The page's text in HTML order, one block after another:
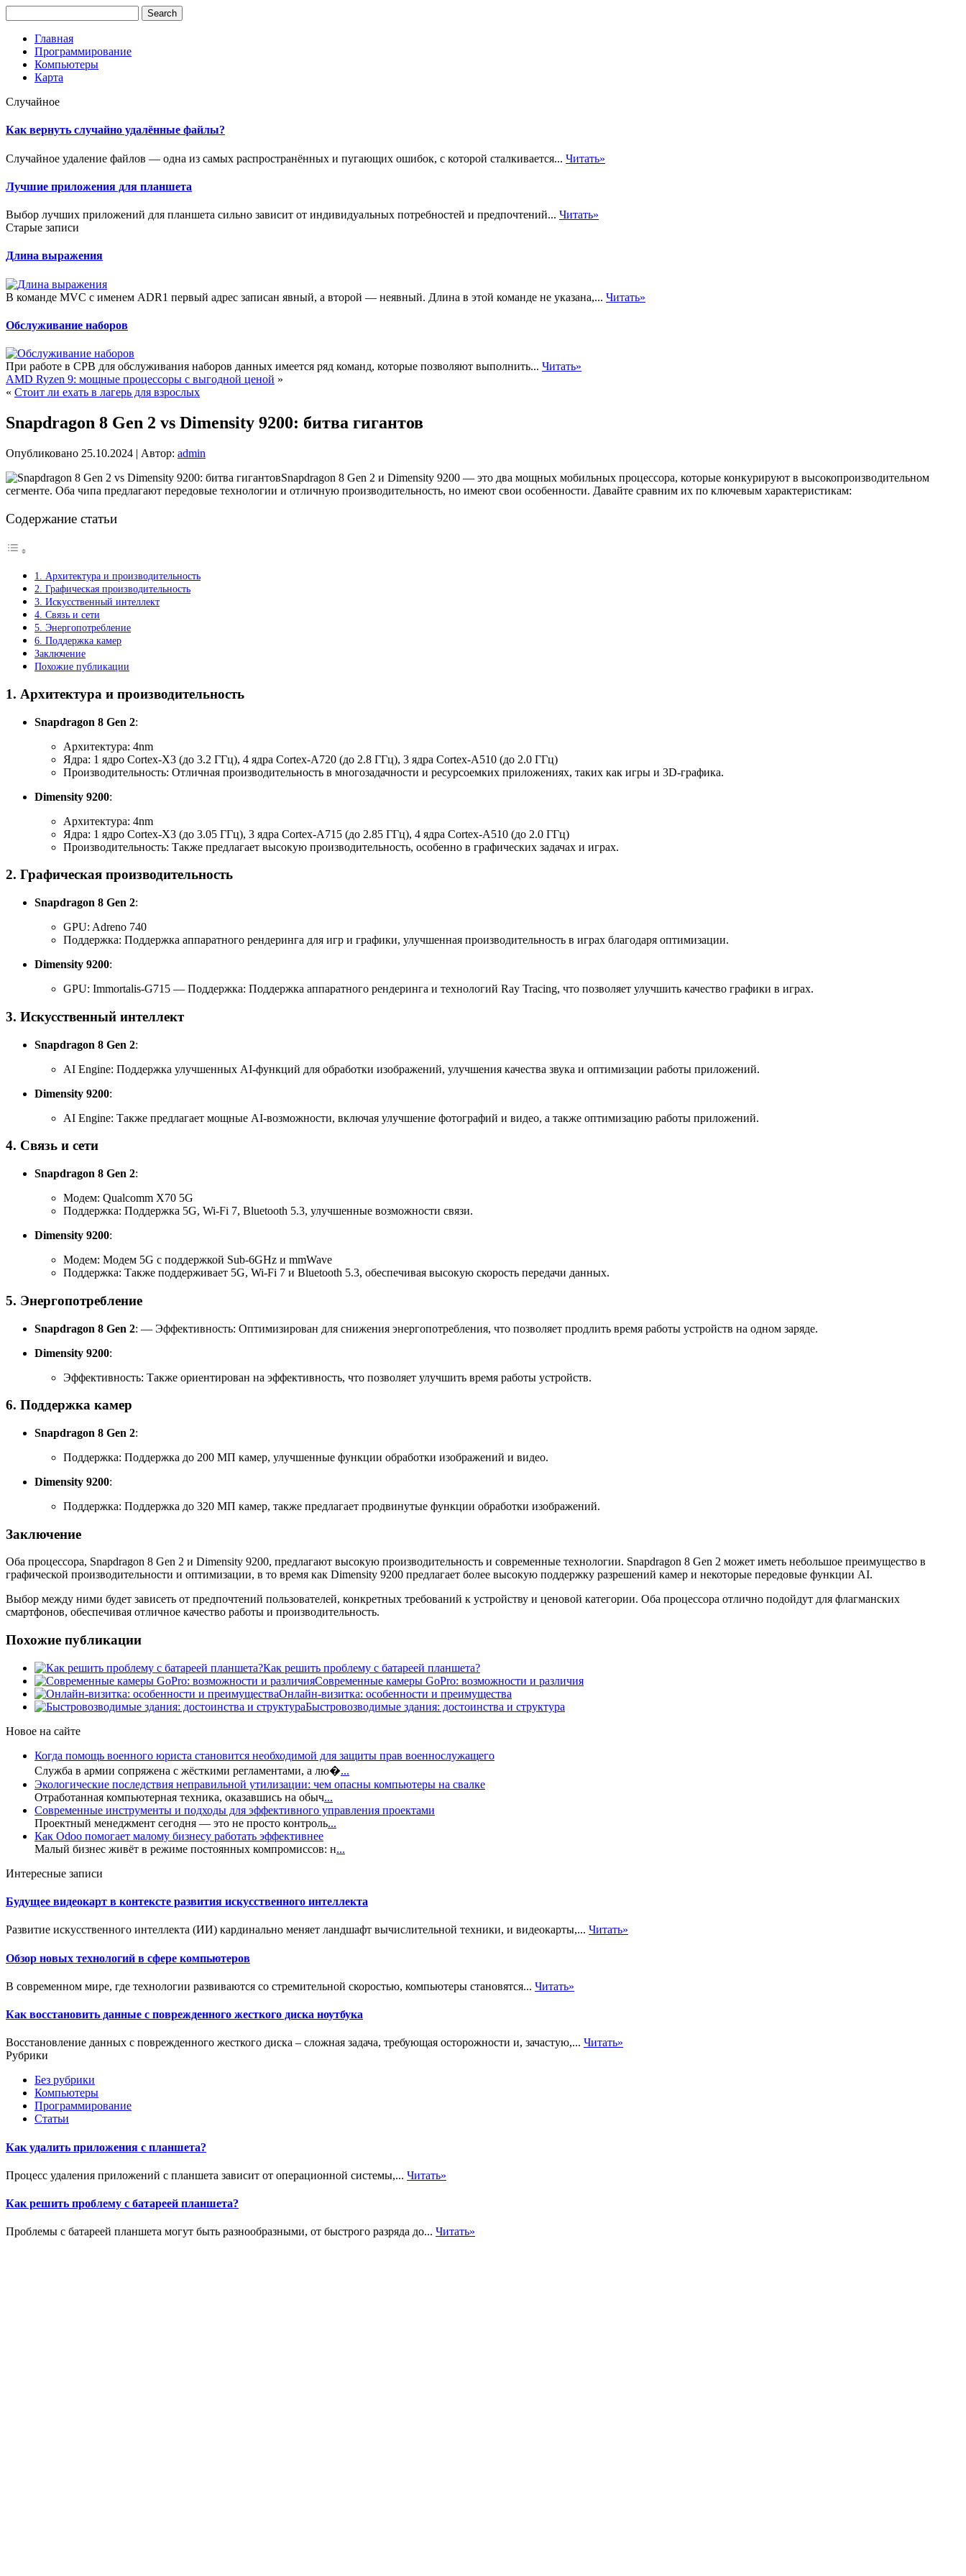
Главная
Программирование
Компьютеры
Карта
Случайное
Как вернуть случайно удалённые файлы?
Случайное удаление файлов — одна из самых распространённых и пугающих ошибок, с которой сталкивается... Читать»
Лучшие приложения для планшета
Выбор лучших приложений для планшета сильно зависит от индивидуальных потребностей и предпочтений... Читать»
Старые записи
Длина выражения
В команде MVC с именем ADR1 первый адрес записан явный, а второй — неявный. Длина в этой команде не указана,... Читать»
Обслуживание наборов
При работе в СРВ для обслуживания наборов данных имеется ряд команд, которые позволяют выполнить... Читать»
AMD Ryzen 9: мощные процессоры с выгодной ценой »
« Стоит ли ехать в лагерь для взрослых
Snapdragon 8 Gen 2 vs Dimensity 9200: битва гигантов
Опубликовано 25.10.2024 | Автор: admin
Snapdragon 8 Gen 2 и Dimensity 9200 — это два мощных мобильных процессора, которые конкурируют в высокопроизводительном
сегменте. Оба чипа предлагают передовые технологии и отличную производительность, но имеют свои особенности. Давайте сравним их по ключевым характеристикам:
Содержание статьи
1. Архитектура и производительность
2. Графическая производительность
3. Искусственный интеллект
4. Связь и сети
5. Энергопотребление
6. Поддержка камер
Заключение
Похожие публикации
1. Архитектура и производительность
Snapdragon 8 Gen 2:
Архитектура: 4nm
Ядра: 1 ядро Cortex-X3 (до 3.2 ГГц), 4 ядра Cortex-A720 (до 2.8 ГГц), 3 ядра Cortex-A510 (до 2.0 ГГц)
Производительность: Отличная производительность в многозадачности и ресурсоемких приложениях, таких как игры и 3D-графика.
Dimensity 9200:
Архитектура: 4nm
Ядра: 1 ядро Cortex-X3 (до 3.05 ГГц), 3 ядра Cortex-A715 (до 2.85 ГГц), 4 ядра Cortex-A510 (до 2.0 ГГц)
Производительность: Также предлагает высокую производительность, особенно в графических задачах и играх.
2. Графическая производительность
Snapdragon 8 Gen 2:
GPU: Adreno 740
Поддержка: Поддержка аппаратного рендеринга для игр и графики, улучшенная производительность в играх благодаря оптимизации.
Dimensity 9200:
GPU: Immortalis-G715 — Поддержка: Поддержка аппаратного рендеринга и технологий Ray Tracing, что позволяет улучшить качество графики в играх.
3. Искусственный интеллект
Snapdragon 8 Gen 2:
AI Engine: Поддержка улучшенных AI-функций для обработки изображений, улучшения качества звука и оптимизации работы приложений.
Dimensity 9200:
AI Engine: Также предлагает мощные AI-возможности, включая улучшение фотографий и видео, а также оптимизацию работы приложений.
4. Связь и сети
Snapdragon 8 Gen 2:
Модем: Qualcomm X70 5G
Поддержка: Поддержка 5G, Wi-Fi 7, Bluetooth 5.3, улучшенные возможности связи.
Dimensity 9200:
Модем: Модем 5G с поддержкой Sub-6GHz и mmWave
Поддержка: Также поддерживает 5G, Wi-Fi 7 и Bluetooth 5.3, обеспечивая высокую скорость передачи данных.
5. Энергопотребление
Snapdragon 8 Gen 2: — Эффективность: Оптимизирован для снижения энергопотребления, что позволяет продлить время работы устройств на одном заряде.
Dimensity 9200:
Эффективность: Также ориентирован на эффективность, что позволяет улучшить время работы устройств.
6. Поддержка камер
Snapdragon 8 Gen 2:
Поддержка: Поддержка до 200 МП камер, улучшенные функции обработки изображений и видео.
Dimensity 9200:
Поддержка: Поддержка до 320 МП камер, также предлагает продвинутые функции обработки изображений.
Заключение
Оба процессора, Snapdragon 8 Gen 2 и Dimensity 9200, предлагают высокую производительность и современные технологии. Snapdragon 8 Gen 2 может иметь небольшое преимущество в
графической производительности и оптимизации, в то время как Dimensity 9200 предлагает более высокую поддержку разрешений камер и некоторые передовые функции AI.
Выбор между ними будет зависеть от предпочтений пользователей, конкретных требований к устройству и ценовой категории. Оба процессора отлично подойдут для флагманских
смартфонов, обеспечивая отличное качество работы и производительность.
Похожие публикации
Как решить проблему с батареей планшета?
Современные камеры GoPro: возможности и различия
Онлайн-визитка: особенности и преимущества
Быстровозводимые здания: достоинства и структура
Новое на сайте
Когда помощь военного юриста становится необходимой для защиты прав военнослужащего
Служба в армии сопряжена с жёсткими регламентами, а лю�...
Экологические последствия неправильной утилизации: чем опасны компьютеры на свалке
Отработанная компьютерная техника, оказавшись на обыч...
Современные инструменты и подходы для эффективного управления проектами
Проектный менеджмент сегодня — это не просто контроль...
Как Odoo помогает малому бизнесу работать эффективнее
Малый бизнес живёт в режиме постоянных компромиссов: н...
Интересные записи
Будущее видеокарт в контексте развития искусственного интеллекта
Развитие искусственного интеллекта (ИИ) кардинально меняет ландшафт вычислительной техники, и видеокарты,... Читать»
Обзор новых технологий в сфере компьютеров
В современном мире, где технологии развиваются со стремительной скоростью, компьютеры становятся... Читать»
Как восстановить данные с поврежденного жесткого диска ноутбука
Восстановление данных с поврежденного жесткого диска – сложная задача, требующая осторожности и, зачастую,... Читать»
Рубрики
Без рубрики
Компьютеры
Программирование
Статьи
Как удалить приложения с планшета?
Процесс удаления приложений с планшета зависит от операционной системы,... Читать»
Как решить проблему с батареей планшета?
Проблемы с батареей планшета могут быть разнообразными, от быстрого разряда до... Читать»